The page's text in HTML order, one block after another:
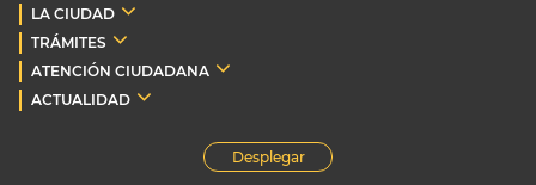
LA CIUDAD
TRÁMITES
ATENCIÓN CIUDADANA
ACTUALIDAD
Desplegar